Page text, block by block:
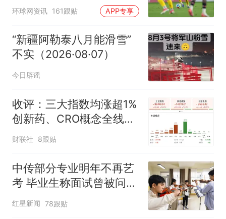
环球网资讯 161跟贴 APP专享
“新疆阿勒泰八月能滑雪”
不实（2026·08·07）
今日辟谣
收评：三大指数均涨超1%
创新药、CRO概念全线走
强
财联社 8跟贴
中传部分专业明年不再艺
考 毕业生称面试曾被问
“如何策划晚会” 专家：遏
制“艺考捷径化”
红星新闻 78跟贴